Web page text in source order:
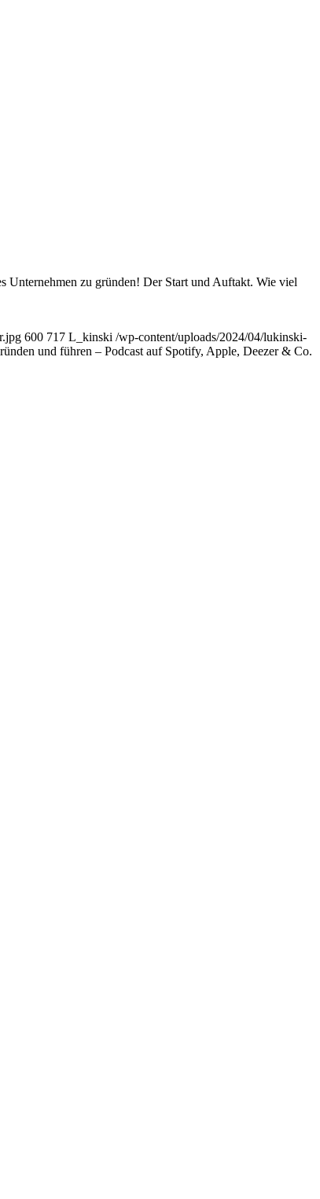
Unternehmen zu gründen! Der Start und Auftakt. Wie viel
600 717 L_kinski /wp-content/uploads/2024/04/lukinski-
und führen – Podcast auf Spotify, Apple, Deezer & Co.